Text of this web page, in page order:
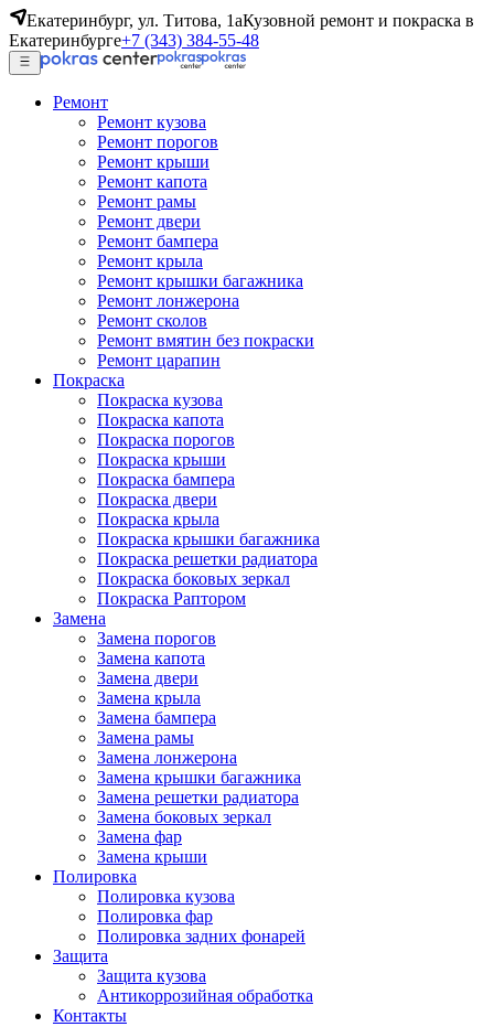
Екатеринбург, ул. Титова, 1аКузовной ремонт и покраска в
Екатеринбурге+7 (343) 384-55-48
Ремонт
Ремонт кузова
Ремонт порогов
Ремонт крыши
Ремонт капота
Ремонт рамы
Ремонт двери
Ремонт бампера
Ремонт крыла
Ремонт крышки багажника
Ремонт лонжерона
Ремонт сколов
Ремонт вмятин без покраски
Ремонт царапин
Покраска
Покраска кузова
Покраска капота
Покраска порогов
Покраска крыши
Покраска бампера
Покраска двери
Покраска крыла
Покраска крышки багажника
Покраска решетки радиатора
Покраска боковых зеркал
Покраска Раптором
Замена
Замена порогов
Замена капота
Замена двери
Замена крыла
Замена бампера
Замена рамы
Замена лонжерона
Замена крышки багажника
Замена решетки радиатора
Замена боковых зеркал
Замена фар
Замена крыши
Полировка
Полировка кузова
Полировка фар
Полировка задних фонарей
Защита
Защита кузова
Антикоррозийная обработка
Контакты